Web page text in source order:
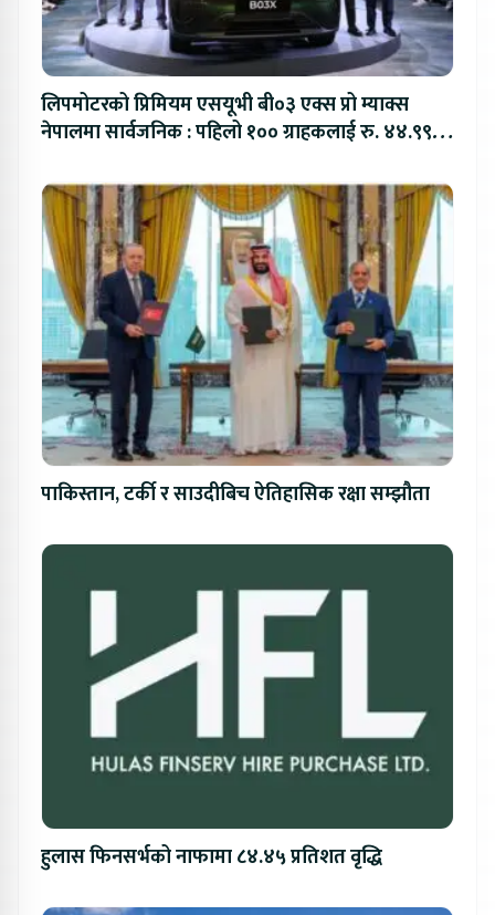
लिपमोटरको प्रिमियम एसयूभी बी०३ एक्स प्रो म्याक्स
नेपालमा सार्वजनिक : पहिलो १०० ग्राहकलाई रु. ४४.९९
पाकिस्तान, टर्की र साउदीबिच ऐतिहासिक रक्षा सम्झौता
हुलास फिनसर्भको नाफामा ८४.४५ प्रतिशत वृद्धि